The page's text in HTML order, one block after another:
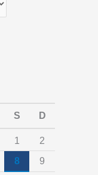
S D
1
2
8 9